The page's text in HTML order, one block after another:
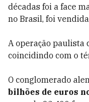
décadas foi a face
no Brasil, foi
A operação paulista
coincidindo com o
O conglomerado
bilhões de euros